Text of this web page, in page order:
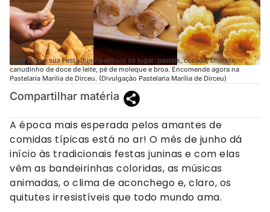
Tudo para a sua Festa Junina em um só lugar: pastéis, cocada, churros,
canudinho de doce de leite, pé de moleque e broa. Encomende agora na
Pastelaria Marília de Dirceu. (Divulgação Pastelaria Marília de Dirceu)
Compartilhar matéria
A época mais esperada pelos amantes de
comidas típicas está no ar! O mês de junho dá
início às tradicionais festas juninas e com elas
vêm as bandeirinhas coloridas, as músicas
animadas, o clima de aconchego e, claro, os
quitutes irresistíveis que todo mundo ama.